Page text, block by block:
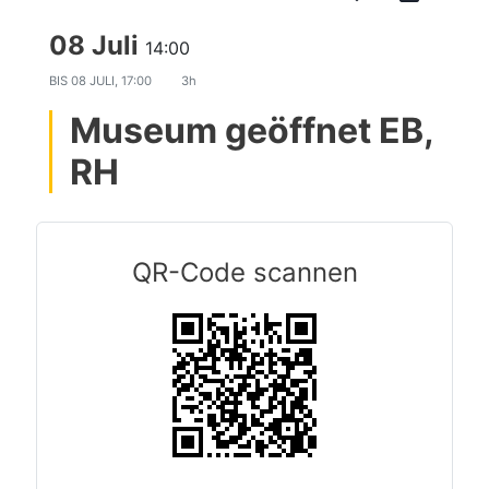
08 Juli 14:00
BIS 08 JULI, 17:00 3h
Museum geöffnet EB,
RH
QR-Code scannen